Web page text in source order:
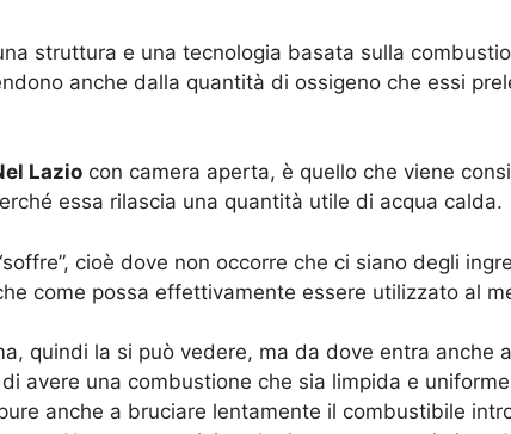
struttura e una tecnologia basata sulla
anche dalla quantità di ossigeno che essi
Lazio con camera aperta, è quello che viene
essa rilascia una quantità utile di acqua calda.
cioè dove non occorre che ci siano degli
come possa effettivamente essere utilizzato al
quindi la si può vedere, ma da dove entra anche
avere una combustione che sia limpida e
anche a bruciare lentamente il combustibile